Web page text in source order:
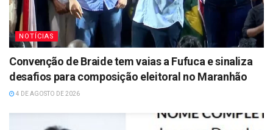
NOTÍCIAS
Convenção de Braide tem vaias a Fufuca e sinaliza
desafios para composição eleitoral no Maranhão
4 DE AGOSTO DE 2026